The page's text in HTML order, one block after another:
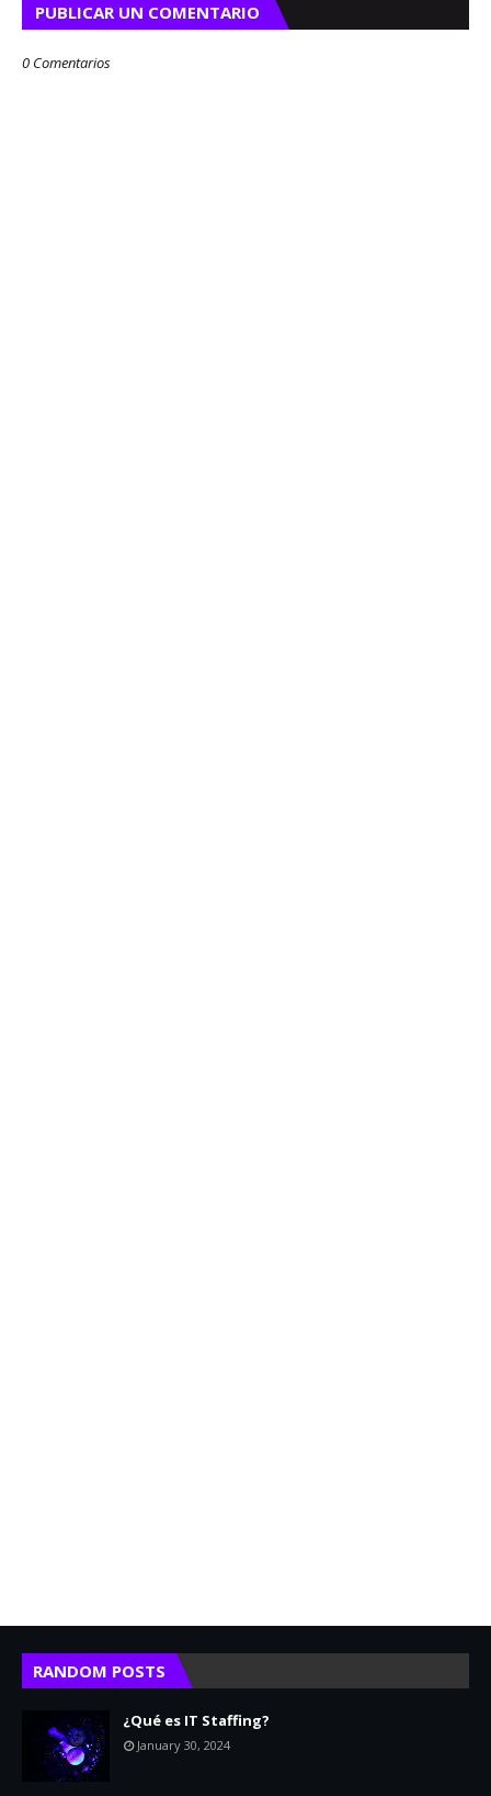
PUBLICAR UN COMENTARIO
0 Comentarios
RANDOM POSTS
¿Qué es IT Staffing?
January 30, 2024